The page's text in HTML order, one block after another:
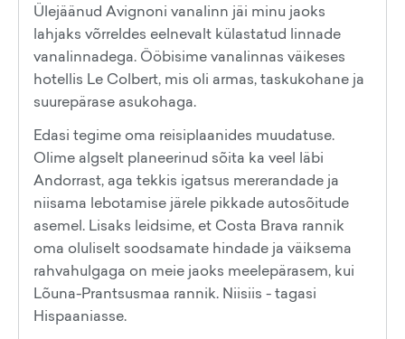
Ülejäänud Avignoni vanalinn jäi minu jaoks
lahjaks võrreldes eelnevalt külastatud linnade
vanalinnadega. Ööbisime vanalinnas väikeses
hotellis Le Colbert, mis oli armas, taskukohane ja
suurepärase asukohaga.
Edasi tegime oma reisiplaanides muudatuse.
Olime algselt planeerinud sõita ka veel läbi
Andorrast, aga tekkis igatsus mererandade ja
niisama lebotamise järele pikkade autosõitude
asemel. Lisaks leidsime, et Costa Brava rannik
oma oluliselt soodsamate hindade ja väiksema
rahvahulgaga on meie jaoks meelepärasem, kui
Lõuna-Prantsusmaa rannik. Niisiis - tagasi
Hispaaniasse.